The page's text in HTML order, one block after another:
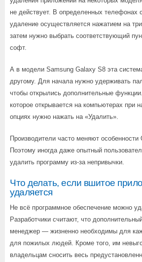
не действует. В определенных телефонах
удаление осуществляется нажатием на
затем нужно выбрать соответствующий
софт.
А в модели Samsung Galaxy S8 эта
другому. Для начала нужно удерживать
чтобы открылись дополнительные
которое открывается на компьютерах при
опциях нужно нажать на «Удалить».
Производители часто меняют особенности
Поэтому иногда даже опытный
удалить программу из-за непривычки.
Что делать, если вшитое
удаляется
Не всё программное обеспечение можно
Разработчики считают, что
менеджер — жизненно необходимы для
для пожилых людей. Кроме того, им
владельцам сносить весь